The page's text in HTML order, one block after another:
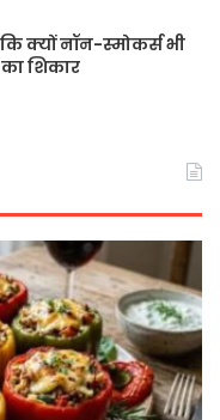
क्यों नॉन-स्मोकर्स भी
शिकार